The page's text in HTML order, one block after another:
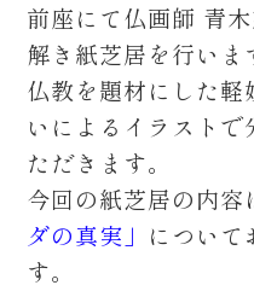
前座にて仏画師 青
解き紙芝居を行いま
仏教を題材にした
いによるイラスト
ただきます。
今回の紙芝居の内容
ダの真実」 について
す。